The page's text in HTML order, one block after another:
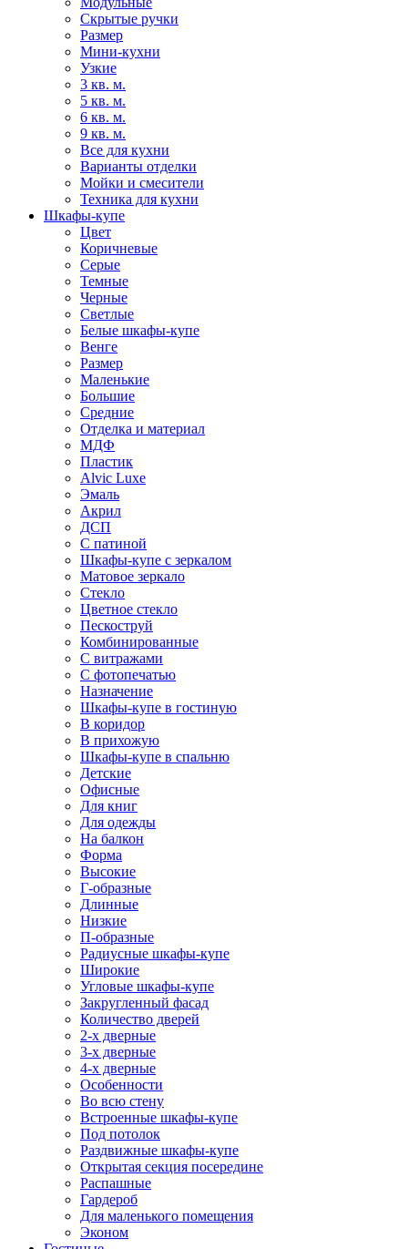
Скрытые ручки
Размер
Мини-кухни
Узкие
3 кв. м.
5 кв. м.
6 кв. м.
9 кв. м.
Все для кухни
Варианты отделки
Мойки и смесители
Техника для кухни
Шкафы-купе
Цвет
Коричневые
Серые
Темные
Черные
Светлые
Белые шкафы-купе
Венге
Размер
Маленькие
Большие
Средние
Отделка и материал
МДФ
Пластик
Alvic Luxe
Эмаль
Акрил
ДСП
С патиной
Шкафы-купе с зеркалом
Матовое зеркало
Стекло
Цветное стекло
Пескоструй
Комбинированные
С витражами
С фотопечатью
Назначение
Шкафы-купе в гостиную
В коридор
В прихожую
Шкафы-купе в спальню
Детские
Офисные
Для книг
Для одежды
На балкон
Форма
Высокие
Г-образные
Длинные
Низкие
П-образные
Радиусные шкафы-купе
Широкие
Угловые шкафы-купе
Закругленный фасад
Количество дверей
2-х дверные
3-х дверные
4-х дверные
Особенности
Во всю стену
Встроенные шкафы-купе
Под потолок
Раздвижные шкафы-купе
Открытая секция посередине
Распашные
Гардероб
Для маленького помещения
Эконом